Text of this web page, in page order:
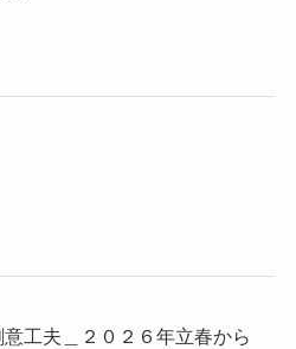
工夫＿２０２６年立春から